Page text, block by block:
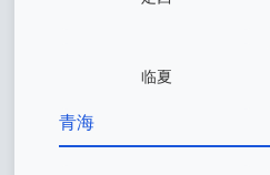
临夏
青海